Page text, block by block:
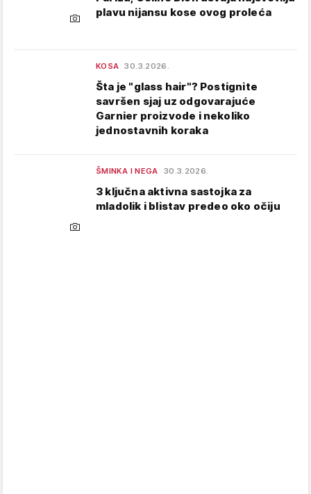
plavu nijansu kose ovog proleća
KOSA 30.3.2026.
Šta je "glass hair"? Postignite
savršen sjaj uz odgovarajuće
Garnier proizvode i nekoliko
jednostavnih koraka
ŠMINKA I NEGA 30.3.2026.
3 ključna aktivna sastojka za
mladolik i blistav predeo oko očiju